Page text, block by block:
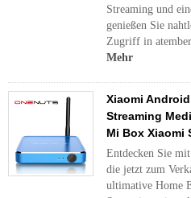
Streaming und
genießen Sie
Zugriff in
Mehr
Xiaomi
Streaming
Mi Box Xiaomi
Entdecken Sie
die jetzt zum
ultimative Home